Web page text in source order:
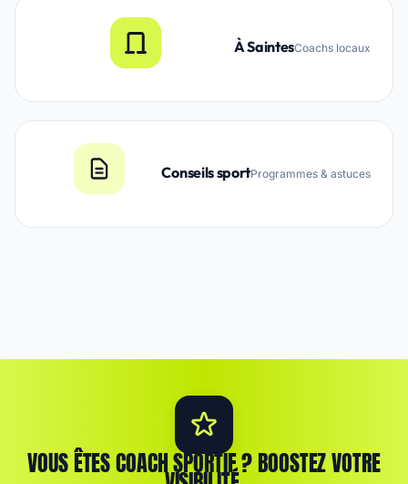
À SaintesCoachs locaux
Conseils sportProgrammes & astuces
VOUS ÊTES COACH SPORTIF ? BOOSTEZ VOTRE